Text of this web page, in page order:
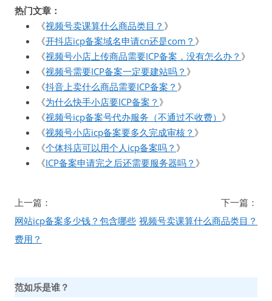
热门文章：
《视频号卖课算什么商品类目？ 》
《开抖店icp备案域名申请cn还是com？ 》
《视频号小店上传商品需要ICP备案，没有怎么办？ 》
《视频号需要ICP备案一定要建站吗？ 》
《抖音上卖什么商品需要ICP备案？ 》
《为什么快手小店要ICP备案？ 》
《视频号icp备案号代办服务（不通过不收费） 》
《视频号小店icp备案要多久完成审核？ 》
《个体抖店可以用个人icp备案吗？ 》
《ICP备案申请完之后还需要服务器吗？ 》
文
章
导
上一篇：
网站icp备案多少钱？包含哪些
费用？
下一篇：
视频号卖课算什么商品类目？
范如乐是谁？